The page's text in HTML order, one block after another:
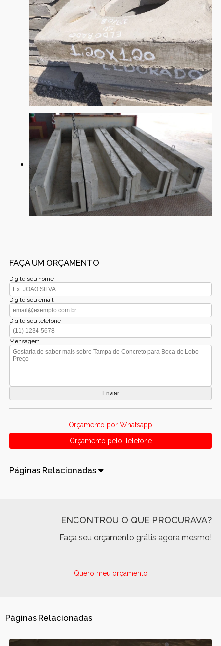
FAÇA UM ORÇAMENTO
Digite seu nome
Digite seu email
Digite seu telefone
Mensagem
Orçamento por Whatsapp
Orçamento pelo Telefone
Páginas Relacionadas
ENCONTROU O QUE PROCURAVA?
Faça seu orçamento grátis agora mesmo!
Quero meu orçamento
Páginas Relacionadas